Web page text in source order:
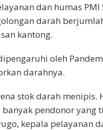
dan humas PMI
darah
kantong.
oleh
darahnya.
stok darah menipis.
banyak pendonor yang
kepala pelayanan